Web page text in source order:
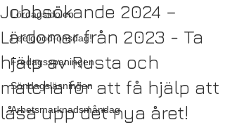
Lördagsidolen
Feelgood-onsdag!
Fredagsspaningen
Söndagsläsningen
Arbetsmarknadsmåndag
Jobbsökande 2024 –
Lärdomar från 2023 - Ta
hjälp av Rusta och
matcha för att få hjälp att
låsa upp det nya året!